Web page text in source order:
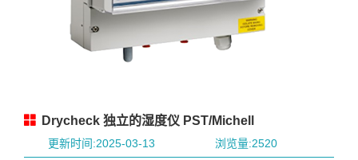
Drycheck 独立的湿度仪 PST/Michell
更新时间:2025-03-13 浏览量:2520